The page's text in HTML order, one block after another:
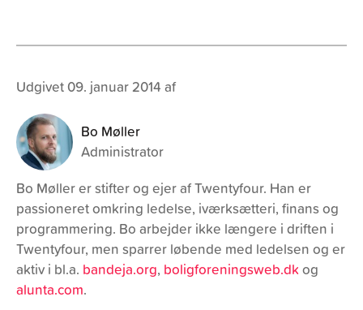
Udgivet 09. januar 2014 af
Bo Møller
Administrator
Bo Møller er stifter og ejer af Twentyfour. Han er
passioneret omkring ledelse, iværksætteri, finans og
programmering. Bo arbejder ikke længere i driften i
Twentyfour, men sparrer løbende med ledelsen og er
aktiv i bl.a. bandeja.org, boligforeningsweb.dk og
alunta.com.